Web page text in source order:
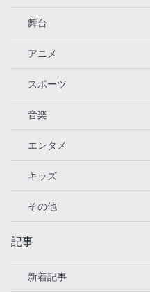
舞台
アニメ
スポーツ
音楽
エンタメ
キッズ
その他
記事
新着記事